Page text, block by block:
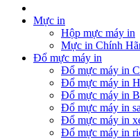
Mực in
Hộp mực máy in
Mực in Chính
Đổ mực máy in
Đổ mực máy in
Đổ mực máy in
Đổ mực máy in
Đổ mực máy in
Đổ mực máy in
Đổ mực máy in